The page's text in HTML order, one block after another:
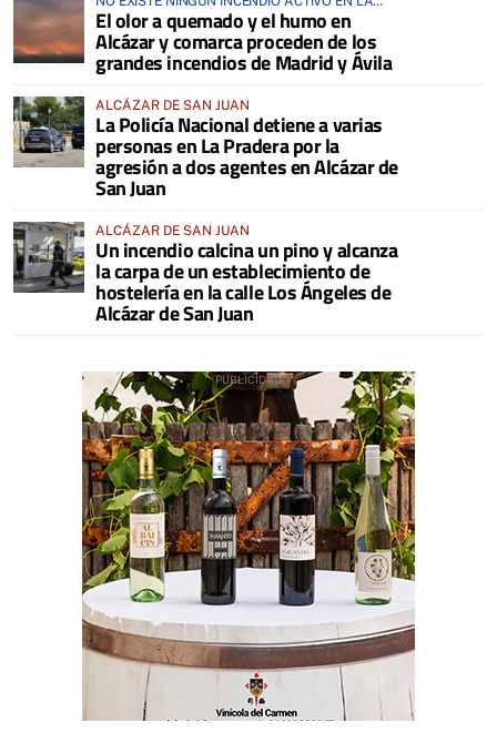
COMARCA
El olor a quemado y el humo en
Alcázar y comarca proceden de los
grandes incendios de Madrid y Ávila
ALCÁZAR DE SAN JUAN
La Policía Nacional detiene a varias
personas en La Pradera por la
agresión a dos agentes en Alcázar de
San Juan
ALCÁZAR DE SAN JUAN
Un incendio calcina un pino y alcanza
la carpa de un establecimiento de
hostelería en la calle Los Ángeles de
Alcázar de San Juan